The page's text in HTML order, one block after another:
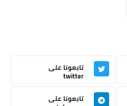
تابعونا على
twitter
تابعونا على